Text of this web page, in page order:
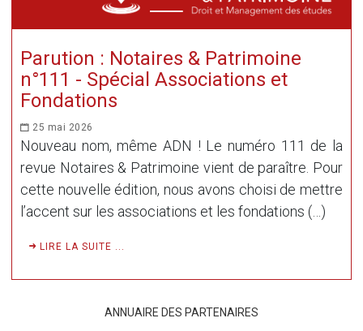
Parution : Notaires & Patrimoine
n°111 - Spécial Associations et
Fondations
25 mai 2026
Nouveau nom, même ADN ! Le numéro 111 de la
revue Notaires & Patrimoine vient de paraître. Pour
cette nouvelle édition, nous avons choisi de mettre
l’accent sur les associations et les fondations (…)
LIRE LA SUITE ...
ANNUAIRE DES PARTENAIRES